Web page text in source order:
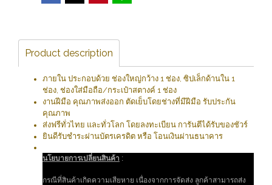
Product description
ภายใน ประกอบด้วย ช่องใหญ่กว้าง 1 ช่อง, ซิปเล็กด้านใน 1
ช่อง, ช่องใส่มือถือ/กระเป๋าสตางค์ 1 ช่อง
งานฝีมือ คุณภาพส่งออก ตัดเย็บโดยช่างที่มีฝีมือ รับประกัน
คุณภาพ
ส่งฟรีทั่วไทย และทั่วโลก โดยลงทะเบียน การันตีได้รับของชัวร์
ยินดีรับชำระผ่านบัตรเครดิต หรือ โอนเงินผ่านธนาคาร
นโยบายการเปลี่ยนสินค้า :
กรณีที่สินค้าเกิดความเสียหาย เนื่องจากการจัดส่ง ลูกค้าสามารถส่ง